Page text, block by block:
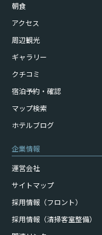
朝食
アクセス
周辺観光
ギャラリー
クチコミ
宿泊予約・確認
マップ検索
ホテルブログ
企業情報
運営会社
サイトマップ
採用情報（フロント）
採用情報（清掃客室整備）